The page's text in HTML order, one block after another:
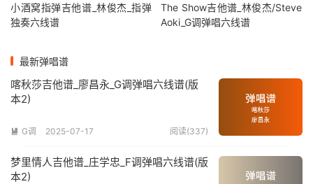
小酒窝指弹吉他谱_林俊杰_指弹
独奏六线谱
The Show吉他谱_林俊杰/Steve
Aoki_G调弹唱六线谱
最新弹唱谱
喀秋莎吉他谱_廖昌永_G调弹唱六线谱(版
本2)
 G调 2025-07-17 阅读(337)
梦里情人吉他谱_庄学忠_F调弹唱六线谱(版
本2)